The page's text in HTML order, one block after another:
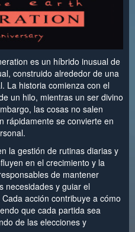
es un híbrido inusual de
construido alrededor de una
La historia comienza con el
un hilo, mientras un ser divino
las cosas no salen
rápidamente se convierte en
la gestión de rutinas diarias y
en el crecimiento y la
de mantener
necesidades y guiar el
acción contribuye a cómo
que cada partida sea
de las elecciones y